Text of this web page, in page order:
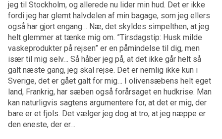
jeg til Stockholm, og allerede nu lider min hud. Det er ikke
fordi jeg har glemt halvdelen af min bagage, som jeg ellers
også har gjort engang… Næ, det skyldes simpelthen, at jeg
helt glemmer at tænke mig om. ”Tirsdagstip: Husk milde
vaskeprodukter på rejsen” er en påmindelse til dig, men
især til mig selv… Så håber jeg på, at det ikke går helt så
galt næste gang, jeg skal rejse. Det er nemlig ikke kun i
Sverige, det er gået galt for mig… I olivensæbens helt eget
land, Frankrig, har sæben også forårsaget en hudkrise. Man
kan naturligvis sagtens argumentere for, at det er mig, der
bare er et fjols. Det vælger jeg dog at tro, at jeg næppe er
den eneste, der er…